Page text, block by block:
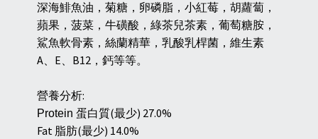
深海鯡魚油，菊糖，卵磷脂，小紅莓，胡蘿蔔，
蘋果，菠菜，牛磺酸，綠茶兒茶素，葡萄糖胺，
鯊魚軟骨素，絲蘭精華，乳酸乳桿菌，維生素
A E B12 ，鈣等等。
營養分析:
Protein 蛋白質(最少) 27.0%
Fat 脂肪(最少) 14.0%